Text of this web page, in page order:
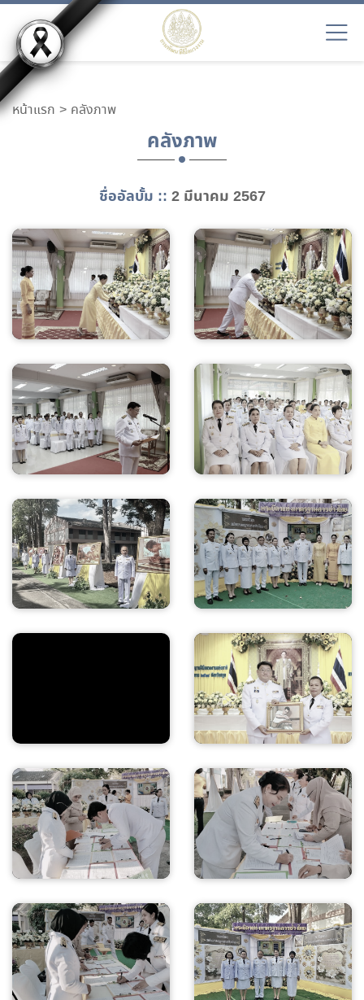
หน้าแรก คลังภาพ
คลังภาพ
ชื่ออัลบั้ม :: 2 มีนาคม 2567